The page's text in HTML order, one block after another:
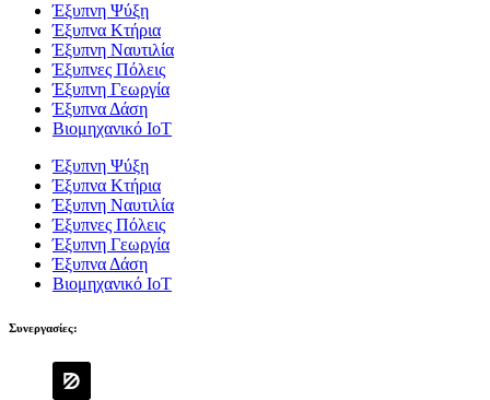
Έξυπνη Ψύξη
Έξυπνα Κτήρια
Έξυπνη Ναυτιλία
Έξυπνες Πόλεις
Έξυπνη Γεωργία
Έξυπνα Δάση
Βιομηχανικό IoT
Έξυπνη Ψύξη
Έξυπνα Κτήρια
Έξυπνη Ναυτιλία
Έξυπνες Πόλεις
Έξυπνη Γεωργία
Έξυπνα Δάση
Βιομηχανικό IoT
Συνεργασίες: